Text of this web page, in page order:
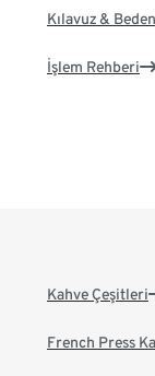
Kılavuz &
İşlem Rehberi
Kahve Çeşitleri
French Press